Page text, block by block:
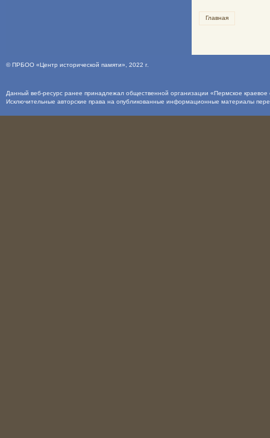
Главная
©ПРБОО «Центр исторической памяти» , 2022 г.
Данный веб-ресурс ранее принадлежал общественной организации «Пермское
Исключительные авторские права на опубликованные информационные материалы